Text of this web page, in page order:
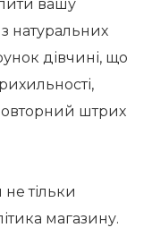
вашу
натуральних
дівчині, що
штрих
тільки
магазину.